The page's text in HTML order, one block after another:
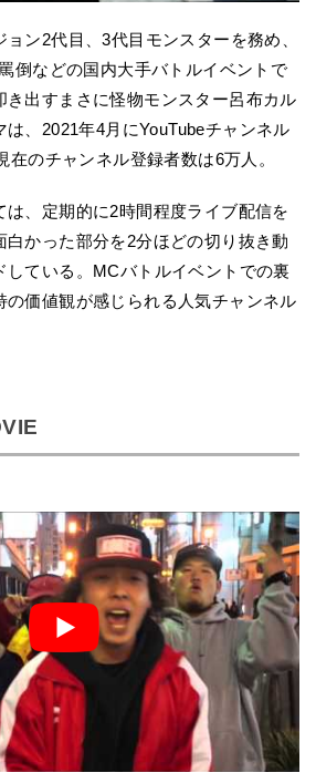
ン2代目、3代目モンスターを務め、
倒などの国内大手バトルイベントで
き出すまさに怪物モンスター呂布カル
、2021年4月にYouTubeチャンネル
在のチャンネル登録者数は6万人。
は、定期的に2時間程度ライブ配信を
白かった部分を2分ほどの切り抜き動
している。MCバトルイベントでの裏
の価値観が感じられる人気チャンネル